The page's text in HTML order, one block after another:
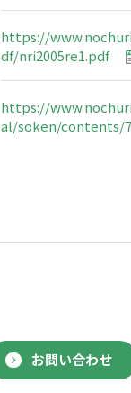
https://
df/nri2005re1.pdf
https://
al/soken/contents/
お問い合わせ